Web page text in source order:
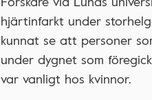
hjärtinfarkt under
kunnat se att personer
under dygnet som
var vanligt hos kvinnor.